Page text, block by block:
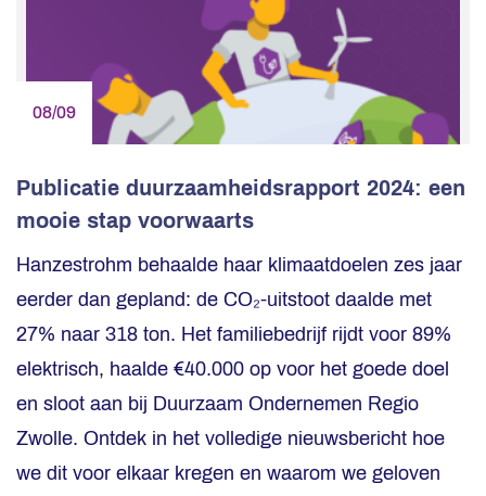
08/09
Publicatie duurzaamheidsrapport 2024: een
mooie stap voorwaarts
Hanzestrohm behaalde haar klimaatdoelen zes jaar
eerder dan gepland: de CO₂-uitstoot daalde met
27% naar 318 ton. Het familiebedrijf rijdt voor 89%
elektrisch, haalde €40.000 op voor het goede doel
en sloot aan bij Duurzaam Ondernemen Regio
Zwolle. Ontdek in het volledige nieuwsbericht hoe
we dit voor elkaar kregen en waarom we geloven